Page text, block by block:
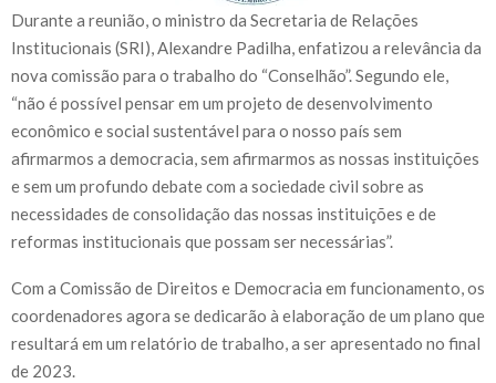
Durante a reunião, o ministro da Secretaria de Relações
Institucionais (SRI), Alexandre Padilha, enfatizou a relevância da
nova comissão para o trabalho do “Conselhão”. Segundo ele,
“não é possível pensar em um projeto de desenvolvimento
econômico e social sustentável para o nosso país sem
afirmarmos a democracia, sem afirmarmos as nossas instituições
e sem um profundo debate com a sociedade civil sobre as
necessidades de consolidação das nossas instituições e de
reformas institucionais que possam ser necessárias”.
Com a Comissão de Direitos e Democracia em funcionamento, os
coordenadores agora se dedicarão à elaboração de um plano que
resultará em um relatório de trabalho, a ser apresentado no final
de 2023.